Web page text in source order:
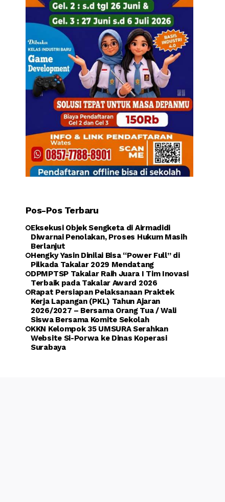
Pos-Pos Terbaru
Eksekusi Objek Sengketa di Airmadidi
Diwarnai Penolakan, Proses Hukum Masih
Berlanjut
Hengky Yasin Dinilai Bisa “Power Full” di
Pilkada Takalar 2029 Mendatang
DPMPTSP Takalar Raih Juara I Tim Inovasi
Terbaik pada Takalar Award 2026
Rapat Persiapan Pelaksanaan Praktek
Kerja Lapangan (PKL) Tahun Ajaran
2026/2027 – Bersama Orang Tua / Wali
Siswa Bersama Komite Sekolah
KKN Kelompok 35 UMSURA Serahkan
Website Si-Porwa ke Dinas Koperasi
Surabaya